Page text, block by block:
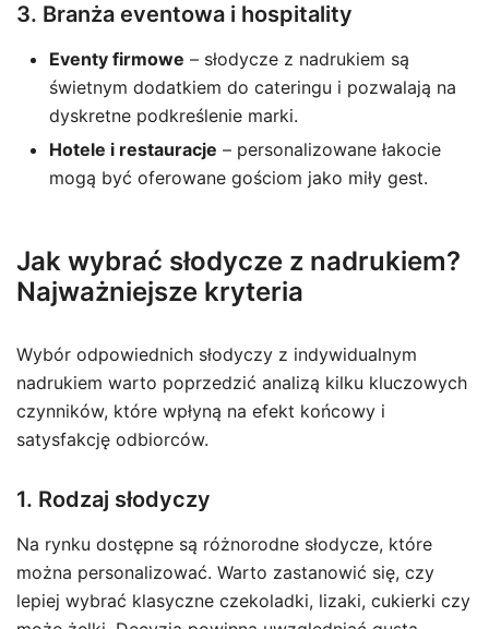
3. Branża eventowa i hospitality
Eventy firmowe – słodycze z nadrukiem są
świetnym dodatkiem do cateringu i pozwalają na
dyskretne podkreślenie marki.
Hotele i restauracje – personalizowane łakocie
mogą być oferowane gościom jako miły gest.
Jak wybrać słodycze z nadrukiem?
Najważniejsze kryteria
Wybór odpowiednich słodyczy z indywidualnym
nadrukiem warto poprzedzić analizą kilku kluczowych
czynników, które wpłyną na efekt końcowy i
satysfakcję odbiorców.
1. Rodzaj słodyczy
Na rynku dostępne są różnorodne słodycze, które
można personalizować. Warto zastanowić się, czy
lepiej wybrać klasyczne czekoladki, lizaki, cukierki czy